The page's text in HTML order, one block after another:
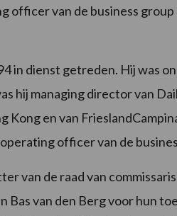
officer van de business
in dienst getreden. Hij was
hij managing director van
Kong en van
officer van de
van de raad van
Bas van den Berg voor hun